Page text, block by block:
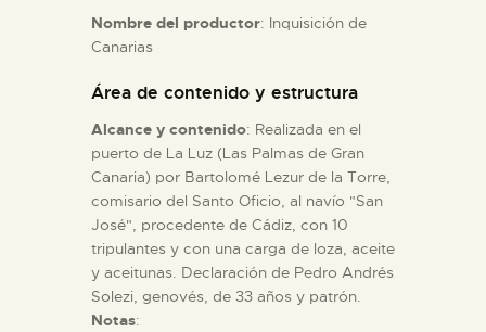
ESPAÑOL
Nombre del productor: Inquisición de
Canarias
Área de contenido y estructura
Alcance y contenido: Realizada en el
puerto de La Luz (Las Palmas de Gran
Canaria) por Bartolomé Lezur de la Torre,
comisario del Santo Oficio, al navío "San
José", procedente de Cádiz, con 10
tripulantes y con una carga de loza, aceite
y aceitunas. Declaración de Pedro Andrés
Solezi, genovés, de 33 años y patrón.
Notas: